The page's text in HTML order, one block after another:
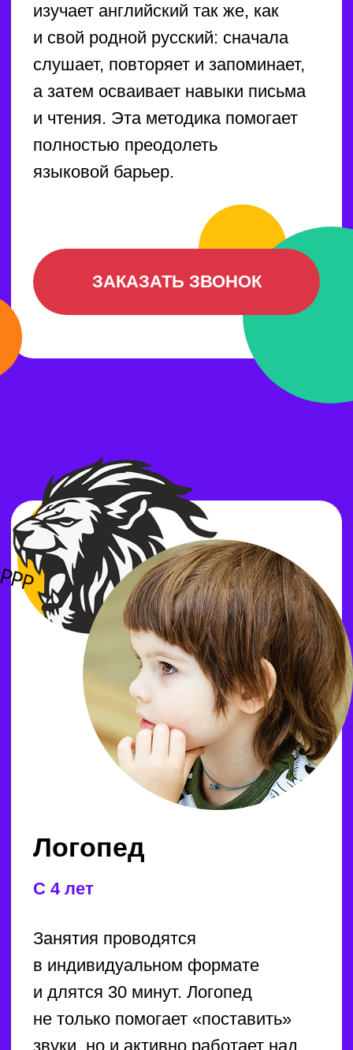
ОГЭ
9 класс
Математика
Информатика
Обществознание
Мы предлагаем курсы, специально
разработанные для учеников 9
классов, которые стремятся
успешно сдать ОГЭ.
В программе — математика,
информатика и обществознание.
Наши занятия помогут вам
проработать все части экзамена
Мы проводим входное
тестирование для определения
уровня знаний, чтобы
один раз в неделю по два
группах, что создаёт комфортную
атмосферу для обучения.
Результат гарантирован, ведь